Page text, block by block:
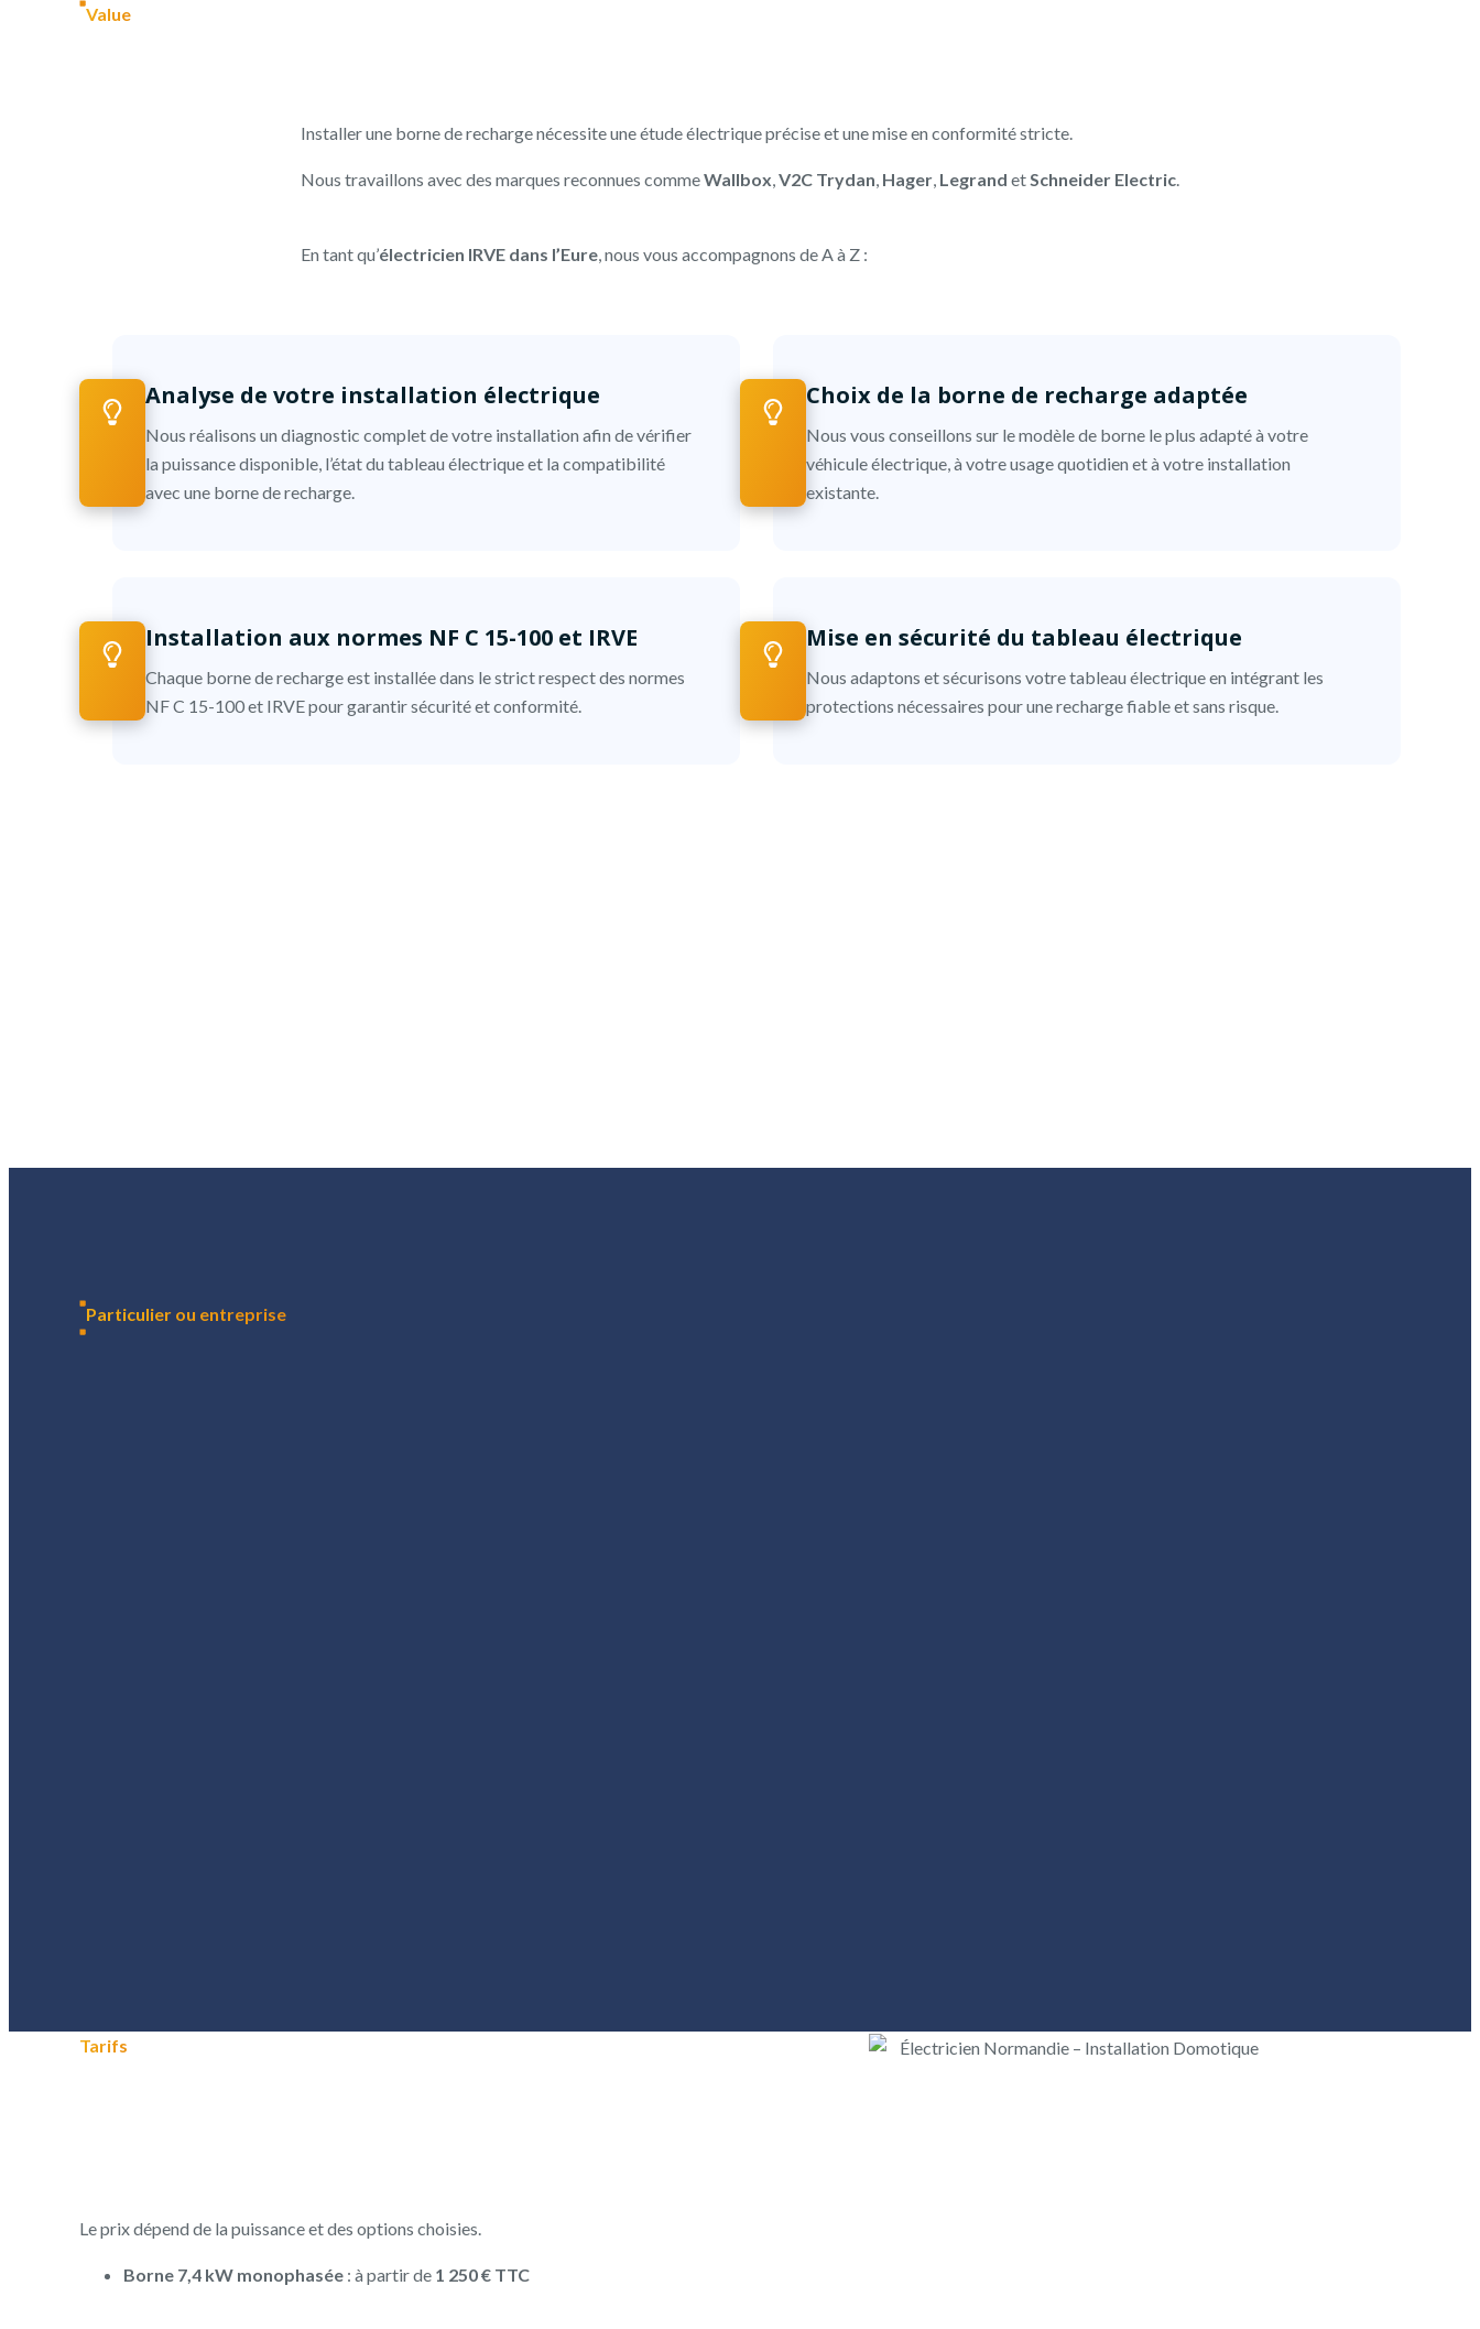
Value
Installer une borne de recharge nécessite une étude électrique précise et une mise en conformité stricte.
Nous travaillons avec des marques reconnues commeWallbox,V2C Trydan, Hager, Legrand etSchneider Electric.
En tant qu’électricien IRVE dans l’Eure, nous vous accompagnons de A à Z :
Analyse de votre installation électrique
Nous réalisons un diagnostic complet de votre installation afin de vérifier
la puissance disponible, l’état du tableau électrique et la compatibilité
avec une borne de recharge.
Choix de la borne de recharge adaptée
Nous vous conseillons sur le modèle de borne le plus adapté à votre
véhicule électrique, à votre usage quotidien et à votre installation
existante.
Installation aux normes NF C 15-100 et IRVE
Chaque borne de recharge est installée dans le strict respect des normes
NF C 15-100 et IRVE pour garantir sécurité et conformité.
Mise en sécurité du tableau électrique
Nous adaptons et sécurisons votre tableau électrique en intégrant les
protections nécessaires pour une recharge fiable et sans risque.
Particulier ou entreprise
Tarifs
Le prix dépend de la puissance et des options choisies.
Borne 7,4 kW monophasée : à partir de 1 250 € TTC